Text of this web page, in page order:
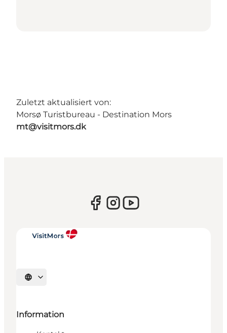
Zuletzt aktualisiert von:
Morsø Turistbureau - Destination Mors
mt@visitmors.dk
Sprache auswählen
Information